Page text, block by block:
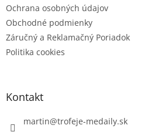
Ochrana osobných údajov
Obchodné podmienky
Záručný a Reklamačný Poriadok
Politika cookies
Kontakt
martin@trofeje-medaily.sk